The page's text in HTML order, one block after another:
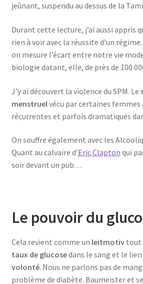
jeûnant, suspendu au dessus de la
Durant cette lecture, j’ai aussi appris
rien à voir avec la réussite d’un régime.
on mesure l’écart entre notre vie
biologie datant, elle, de près de 100
J’y ai découvert la violence du SPM. Le
menstruelvécu par certaines femmes
récurrentes et parfois dramatiques
On souffre également avec les
Quant au calvaire d’Eric Clapton qui
soir devant un pub…
Le pouvoir du
Cela revient comme un leitmotivtout
taux de glucosedans le sang et le lien
volonté. Nous ne parlons pas de
problème de diabète. Baumeister et